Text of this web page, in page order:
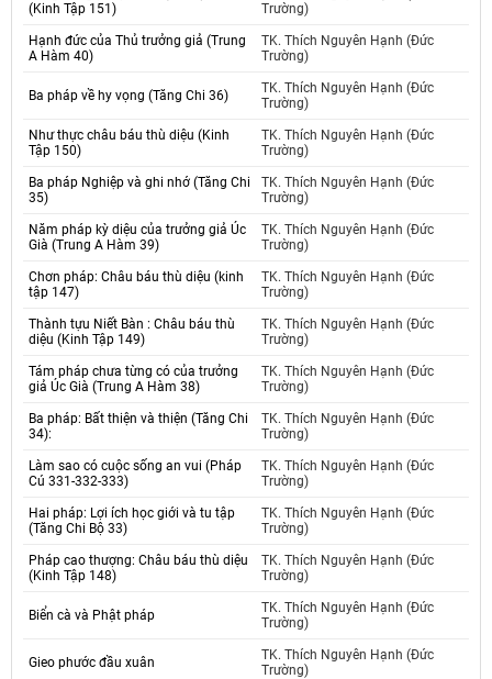
(Kinh Tập 151)
Trường)
Hạnh đức của Thủ trưởng giả (Trung
A Hàm 40)
TK. Thích Nguyên Hạnh (Đức
Trường)
Ba pháp về hy vọng (Tăng Chi 36)
TK. Thích Nguyên Hạnh (Đức
Trường)
Như thực châu báu thù diệu (Kinh
Tập 150)
TK. Thích Nguyên Hạnh (Đức
Trường)
Ba pháp Nghiệp và ghi nhớ (Tăng Chi
35)
TK. Thích Nguyên Hạnh (Đức
Trường)
Năm pháp kỳ diệu của trưởng giả Úc
Già (Trung A Hàm 39)
TK. Thích Nguyên Hạnh (Đức
Trường)
Chơn pháp: Châu báu thù diệu (kinh
tập 147)
TK. Thích Nguyên Hạnh (Đức
Trường)
Thành tựu Niết Bàn : Châu báu thù
diệu (Kinh Tập 149)
TK. Thích Nguyên Hạnh (Đức
Trường)
Tám pháp chưa từng có của trưởng
giả Úc Già (Trung A Hàm 38)
TK. Thích Nguyên Hạnh (Đức
Trường)
Ba pháp: Bất thiện và thiện (Tăng Chi
34):
TK. Thích Nguyên Hạnh (Đức
Trường)
Làm sao có cuộc sống an vui (Pháp
Cú 331-332-333)
TK. Thích Nguyên Hạnh (Đức
Trường)
Hai pháp: Lợi ích học giới và tu tập
(Tăng Chi Bộ 33)
TK. Thích Nguyên Hạnh (Đức
Trường)
Pháp cao thượng: Châu báu thù diệu
(Kinh Tập 148)
TK. Thích Nguyên Hạnh (Đức
Trường)
Biển cà và Phật pháp
TK. Thích Nguyên Hạnh (Đức
Trường)
Gieo phước đầu xuân
TK. Thích Nguyên Hạnh (Đức
Trường)